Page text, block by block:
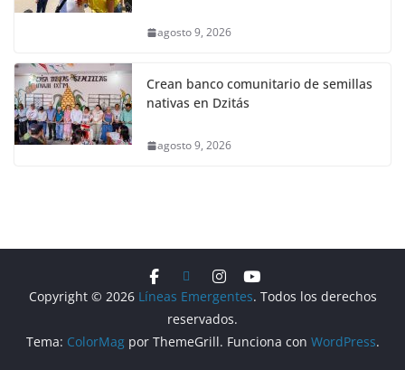
agosto 9, 2026
Crean banco comunitario de semillas
nativas en Dzitás
agosto 9, 2026
Copyright © 2026 Líneas Emergentes. Todos los derechos
reservados.
Tema: ColorMagpor ThemeGrill. Funciona con WordPress.